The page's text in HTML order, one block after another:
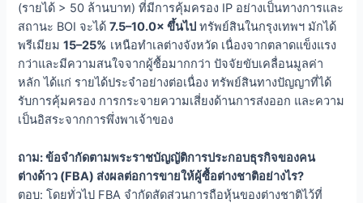
(รายได้ > 50 ล้านบาท) ที่มีการคุ้มครอง IP อย่างเป็นทางการและ
สถานะ BOI จะได้7.5–10.0× ขึ้นไป ทรัพย์สินในกรุงเทพฯ มักได้
พรีเมียม15–25% เหนือทำเลต่างจังหวัด เนื่องจากตลาดแข็งแรง
กว่าและมีความสนใจจากผู้ซื้อมากกว่า ปัจจัยขับเคลื่อนมูลค่า
หลัก ได้แก่ รายได้ประจำอย่างต่อเนื่อง ทรัพย์สินทางปัญญาที่ได้
รับการคุ้มครอง การกระจายความเสี่ยงด้านการส่งออก และความ
เป็นอิสระจากการพึ่งพาเจ้าของ
ถาม: ข้อจำกัดตามพระราชบัญญัติการประกอบธุรกิจของคน
ต่างด้าว (FBA) ส่งผลต่อการขายให้ผู้ซื้อต่างชาติอย่างไร?
ตอบ: โดยทั่วไป FBA จำกัดสัดส่วนการถือหุ้นของต่างชาติไว้ที่